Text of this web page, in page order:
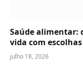
Saúde alimentar:
vida com
julho 18, 2026